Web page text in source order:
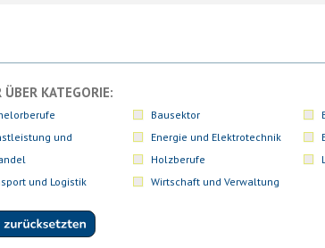
ÜBER KATEGORIE:
Bausektor
und
Energie und Elektrotechnik
Holzberufe
und Logistik
Wirtschaft und Verwaltung